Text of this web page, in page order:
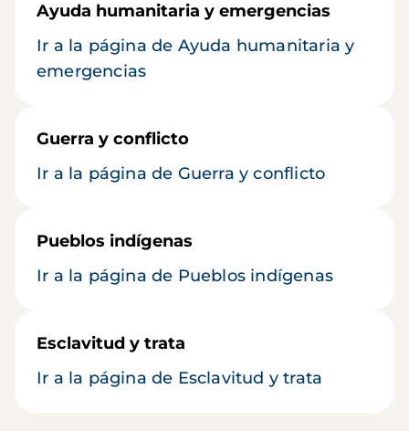
Ayuda humanitaria y emergencias
Ir a la página de Ayuda humanitaria y
emergencias
Guerra y conflicto
Ir a la página de Guerra y conflicto
Pueblos indígenas
Ir a la página de Pueblos indígenas
Esclavitud y trata
Ir a la página de Esclavitud y trata